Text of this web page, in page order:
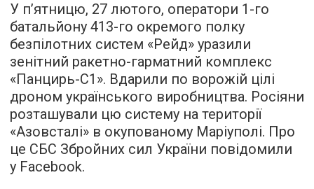
У п’ятницю, 27 лютого, оператори 1-го
батальйону 413-го окремого полку
безпілотних систем «Рейд» уразили
зенітний ракетно-гарматний комплекс
«Панцирь-С1». Вдарили по ворожій цілі
дроном українського виробництва. Росіяни
розташували цю систему на території
«Азовсталі» в окупованому Маріуполі. Про
це СБС Збройних сил України повідомили
у Facebook.